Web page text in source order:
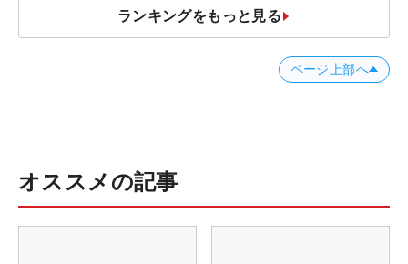
ランキングをもっと見る
ページ上部へ
オススメの記事